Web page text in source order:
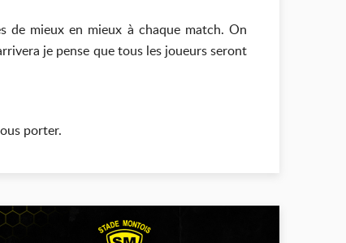
de mieux en mieux à chaque match. On
je pense que tous les joueurs seront
porter.